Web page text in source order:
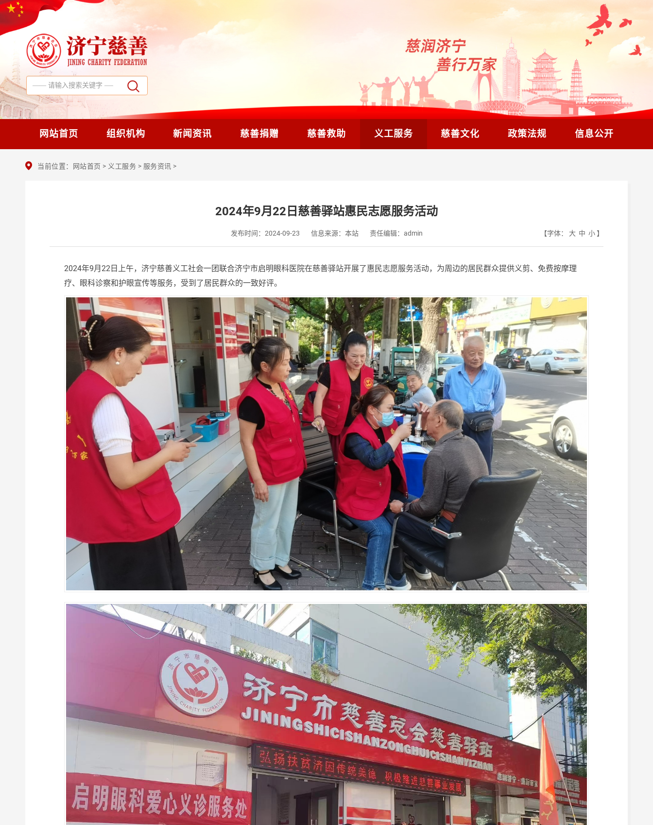
网站首页 组织机构 新闻资讯 慈善捐赠 慈善救助 义工服务 慈善文化 政策法规 信息公开
当前位置： 网站首页 > 义工服务 > 服务资讯 >
2024年9月22日慈善驿站惠民志愿服务活动
发布时间：2024-09-23 信息来源：本站 责任编辑：admin 【字体： 大 中 小】
2024年9月22日上午，济宁慈善义工社会一团联合济宁市启明眼科医院在慈善驿站开展了惠民志愿服务活动，为周边的居民群众提供义剪、免费按摩理
疗、眼科诊察和护眼宣传等服务，受到了居民群众的一致好评。